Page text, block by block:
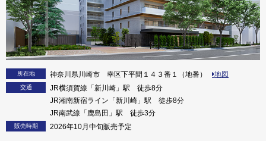
所在地 神奈川県川崎市 幸区下平間１４３番１（地番） 地図
交通
JR横須賀線「新川崎」駅 徒歩8分
JR湘南新宿ライン「新川崎」駅 徒歩8分
JR南武線「鹿島田」駅 徒歩3分
販売時期 2026年10月中旬販売予定